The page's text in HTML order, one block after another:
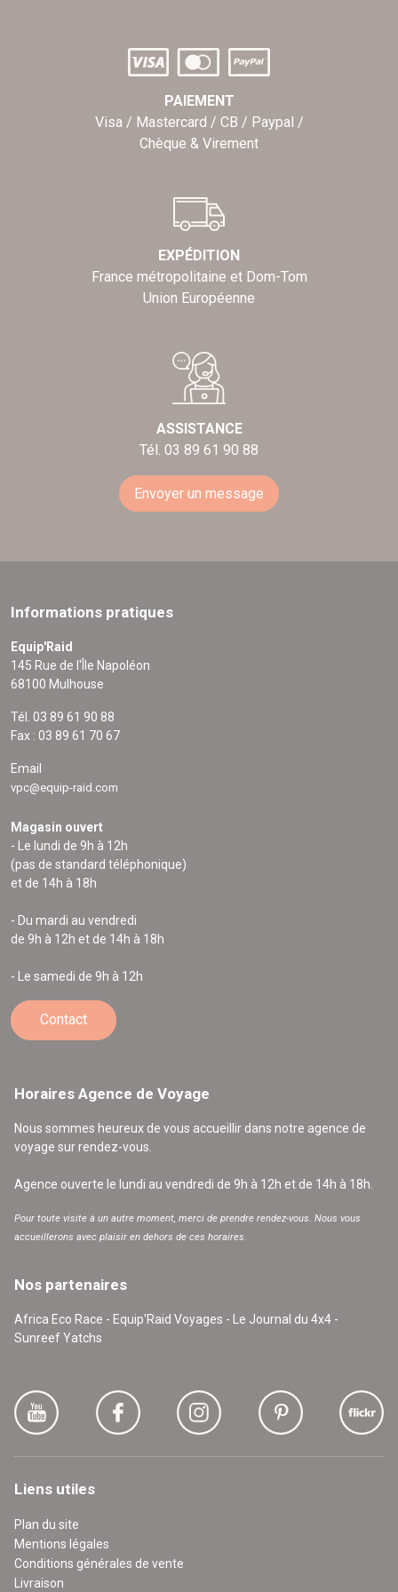
PAIEMENT
Visa / Mastercard / CB / Paypal /
Chèque & Virement
EXPÉDITION
France métropolitaine et Dom-Tom
Union Européenne
ASSISTANCE
Tél. 03 89 61 90 88
Envoyer un message
Informations pratiques
Equip'Raid
145 Rue de l'Île Napoléon
68100 Mulhouse
Tél. 03 89 61 90 88
Fax : 03 89 61 70 67
Email
vpc@equip-raid.com
Magasin ouvert
- Le lundi de 9h à 12h
(pas de standard téléphonique)
et de 14h à 18h
- Du mardi au vendredi
de 9h à 12h et de 14h à 18h
- Le samedi de 9h à 12h
Contact
Horaires Agence de Voyage
Nous sommes heureux de vous accueillir dans notre agence de
voyage sur rendez-vous.
Agence ouverte le lundi au vendredi de 9h à 12h et de 14h à 18h.
Pour toute visite à un autre moment, merci de prendre rendez-vous. Nous vous
accueillerons avec plaisir en dehors de ces horaires.
Nos partenaires
Africa Eco Race - Equip'Raid Voyages - Le Journal du 4x4 -
Sunreef Yatchs
Liens utiles
Plan du site
Mentions légales
Conditions générales de vente
Livraison